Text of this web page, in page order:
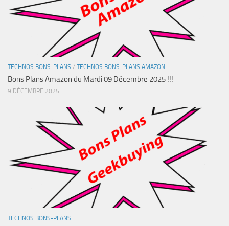
TECHNOS BONS-PLANS / TECHNOS BONS-PLANS AMAZON
Bons Plans Amazon du Mardi 09 Décembre 2025 !!!
9 DÉCEMBRE 2025
TECHNOS BONS-PLANS